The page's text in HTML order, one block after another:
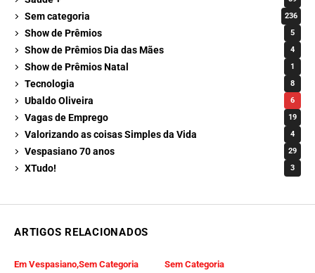
Sem categoria 236
Show de Prêmios 5
Show de Prêmios Dia das Mães 4
Show de Prêmios Natal 1
Tecnologia 8
Ubaldo Oliveira 6
Vagas de Emprego 19
Valorizando as coisas Simples da Vida 4
Vespasiano 70 anos 29
XTudo! 3
ARTIGOS RELACIONADOS
Em Vespasiano Sem Categoria Sem Categoria